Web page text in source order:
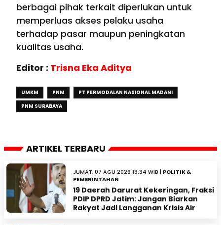
berbagai pihak terkait diperlukan untuk
memperluas akses pelaku usaha
terhadap pasar maupun peningkatan
kualitas usaha.
Editor : Trisna Eka Aditya
UMKM PNM
PT PERMODALAN NASIONAL MADANI
PNM SURABAYA
ARTIKEL TERBARU
JUMAT, 07 AGU 2026 13:34 WIB | POLITIK &
PEMERINTAHAN
19 Daerah Darurat Kekeringan, Fraksi
PDIP DPRD Jatim: Jangan Biarkan
Rakyat Jadi Langganan Krisis Air